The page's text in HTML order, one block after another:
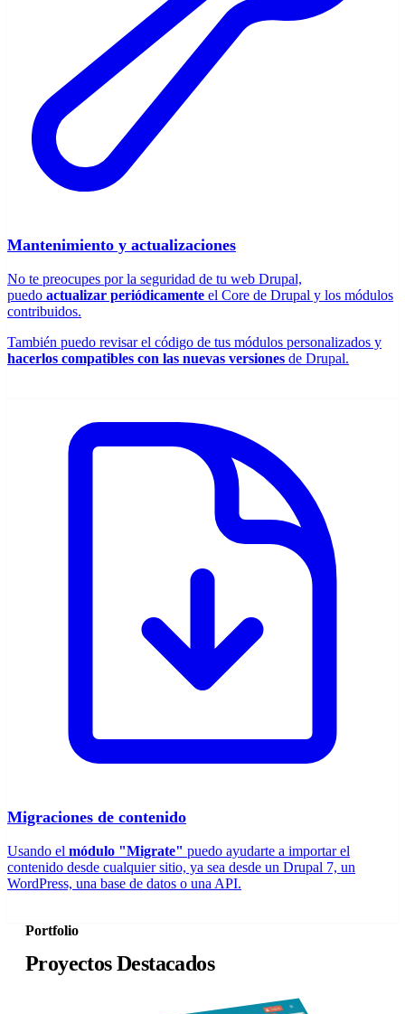
Mantenimiento y actualizaciones
No te preocupes por la seguridad de tu web Drupal,
puedo actualizar periódicamente el Core de Drupal y los módulos
contribuidos.
También puedo revisar el código de tus módulos personalizados y
hacerlos compatibles con las nuevas versiones de Drupal.
Migraciones de contenido
Usando el módulo "Migrate" puedo ayudarte a importar el
contenido desde cualquier sitio, ya sea desde un Drupal 7, un
WordPress, una base de datos o una API.
Portfolio
Proyectos Destacados